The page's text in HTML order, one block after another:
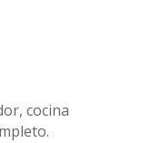
cocina